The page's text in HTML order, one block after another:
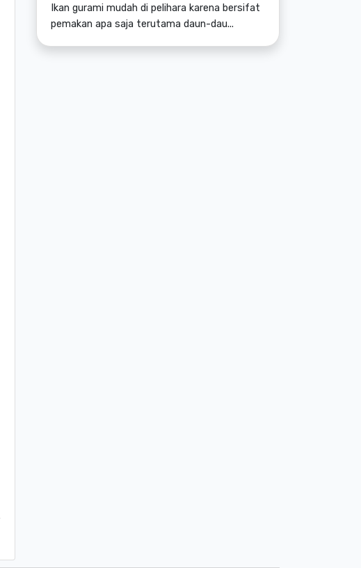
Ikan gurami mudah di pelihara karena bersifat
pemakan apa saja terutama daun-dau...